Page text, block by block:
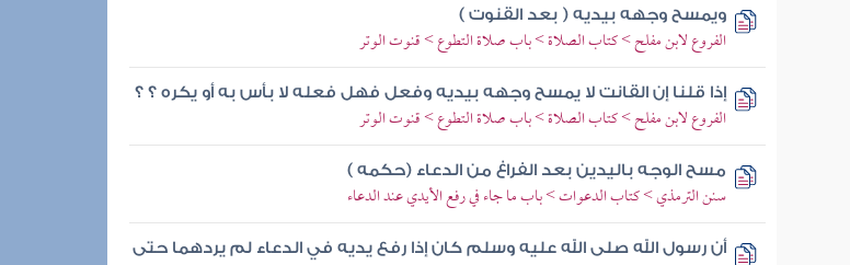
ويمسح وجهه بيديه ( بعد القنوت )
الفروع لابن مفلح > كتاب الصلاة > باب صلاة التطوع > قنوت الوتر
إذا قلنا إن القانت لا يمسح وجهه بيديه وفعل فهل فعله لا بأس به أو يكره ؟ ؟
الفروع لابن مفلح > كتاب الصلاة > باب صلاة التطوع > قنوت الوتر
مسح الوجه باليدين بعد الفراغ من الدعاء (حكمه )
سنن الترمذي > كتاب الدعوات > باب ما جاء في رفع الأيدي عند الدعاء
أن رسول الله صلى الله عليه وسلم كان إذا رفع يديه في الدعاء لم يردهما حتى